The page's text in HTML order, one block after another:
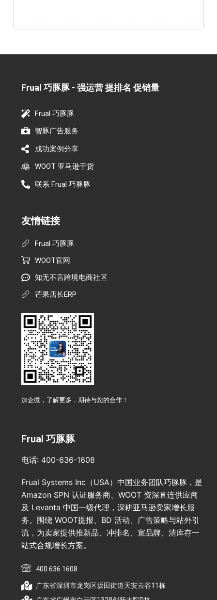
Frual 巧豚豚 - 强运营 提排名 促销量​
Frual 巧豚豚
智豚广告服务
成功案例分享
WOOT 亚马逊干货
联系 Frual 巧豚豚
友情链接
Frual 巧豚豚
WOOT官网
知无不言跨境电商社区
芒果店长ERP
加企微，了解更多，期待与您的合作！
Frual 巧豚豚
电话: 400-636-1608
Frual Systems Inc（USA）中国业务团队巧豚豚，是
Amazon SPN 认证服务商、WOOT 资深直连供应商
及 Levanta 中国一级代理，深耕亚马逊卖家增长服
务。围绕 WOOT提报、BD 活动、广告策略与站外引
流，为卖家提供推新品、冲排名、宣品牌、清库存一
站式合规增长方案。
400 636 1608
广东省深圳市龙岗区坂田街道天安云谷11栋